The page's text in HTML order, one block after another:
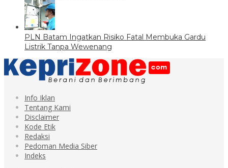
PLN Batam Ingatkan Risiko Fatal Membuka Gardu
Listrik Tanpa Wewenang
Info Iklan
Tentang Kami
Disclaimer
Kode Etik
Redaksi
Pedoman Media Siber
Indeks